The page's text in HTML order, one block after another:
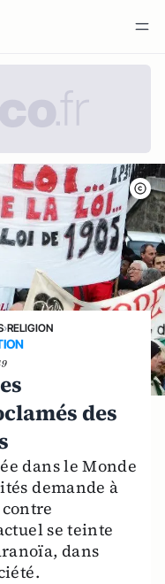
›RELIGION
des
dans le Monde
demande à
se teinte
dans